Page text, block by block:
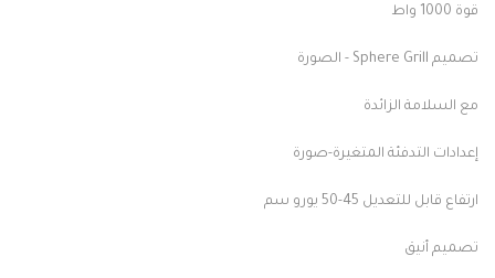
قوة 1000 واط
تصميم Sphere Grill - الصورة
مع السلامة الزائدة
إعدادات التدفئة المتغيرة-صورة
ارتفاع قابل للتعديل 45-50 يورو سم
تصميم أنيق